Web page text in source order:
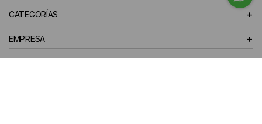
CATEGORÍAS +
EMPRESA +